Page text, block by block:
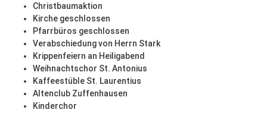
Christbaumaktion
Kirche geschlossen
Pfarrbüros geschlossen
Verabschiedung von Herrn Stark
Krippenfeiern an Heiligabend
Weihnachtschor St. Antonius
Kaffeestüble St. Laurentius
Altenclub Zuffenhausen
Kinderchor